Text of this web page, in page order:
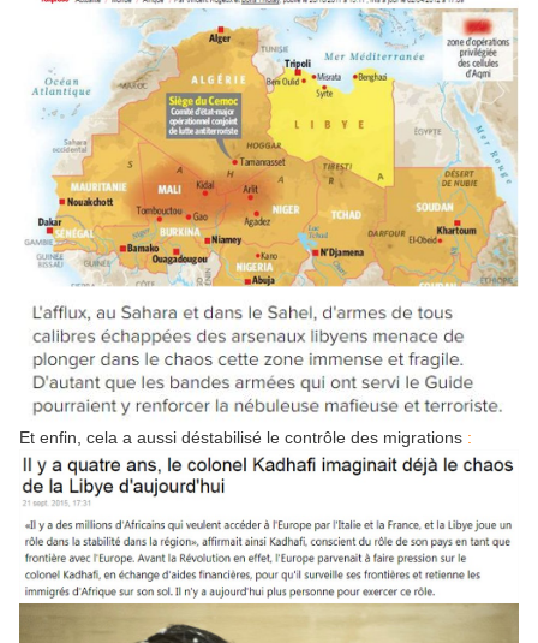
Et enfin, cela a aussi déstabilisé le contrôle des migrations :